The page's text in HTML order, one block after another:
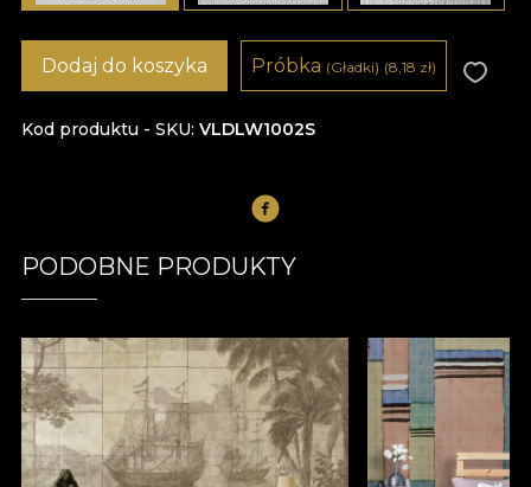
Kod produktu - SKU VLDLW1002S
Dodaj do koszyka Próbka (Gładki) (8,18 zł)
PODOBNE PRODUKTY